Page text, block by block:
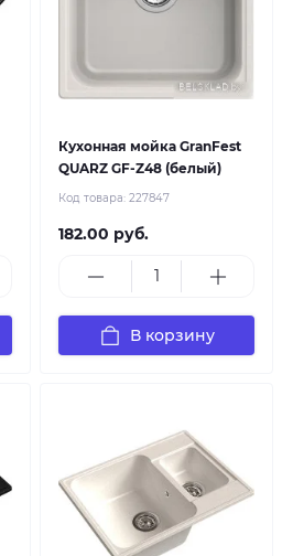
Кухонная мойка GranFest
QUARZ GF-Z48 (белый)
Код товара: 227847
182.00 руб.
В корзину